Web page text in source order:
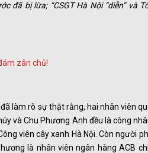
đã bị lừa; “CSGT Hà Nội “diễn” và
làm rõ sự thật rằng, hai nhân viên
và Chu Phương Anh đều là công
viên cây xanh Hà Nội. Còn người
là nhân viên ngân hàng ACB